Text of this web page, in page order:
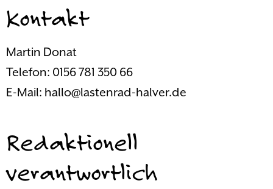
Kontakt
Martin Donat
Telefon: 0156 781 350 66
E-Mail: hallo@lastenrad-halver.de
Redaktionell
verantwortlich